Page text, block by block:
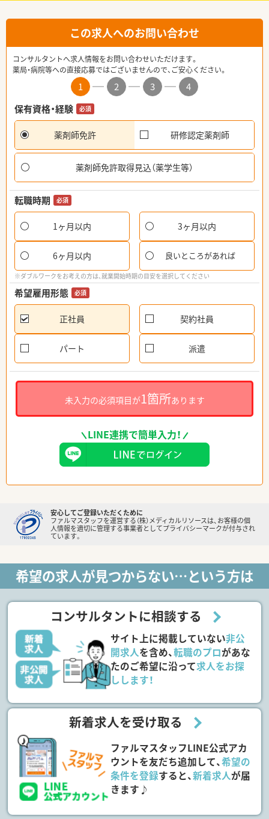
この求人へのお問い合わせ
コンサルタントへ求人情報をお問い合わせいただけます。
薬局・病院等への直接応募ではございませんので、ご安心ください。
1 2 3
4
保有資格・経験
必須
薬剤師免許 研修認定薬剤師
薬剤師免許取得見込（薬学生等）
転職時期 必須
1ヶ月以内 3ヶ月以内
6ヶ月以内 良いところがあれば
※ダブルワークをお考えの方は、就業開始時期の目安を選択してください
希望雇用形態 必須
正社員 契約社員
パート 派遣
未入力の必須項目が1箇所あります
LINE連携で簡単入力！
安心してご登録いただくために
ファルマスタッフを運営する（株）メディカルリソースは、お客様の個
人情報を適切に管理する事業者としてプライバシーマークが付与され
ています。
希望の求人が見つからない…という方は
コンサルタントに相談する
サイト上に掲載していない非公
開求人を含め、転職のプロがあな
たのご希望に沿って求人をお探
しします！
新着求人を受け取る
ファルマスタッフLINE公式アカ
ウントを友だち追加して、希望の
条件を登録すると、新着求人が届
きます♪